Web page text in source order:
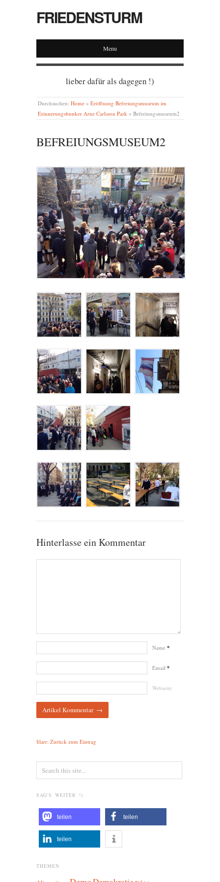
FRIEDENSTURM
Menu
lieber dafür als dagegen !)
Durchsuchen: Home » Eröffnung Befreiungsmuseum im
Erinnerungsbunker Arne Carlsson Park » Befreiungsmuseum2
BEFREIUNGSMUSEUM2
Hinterlasse ein Kommentar
Name *
Email *
Webseite
$larr; Zurück zum Eintrag
SAG'S WEITER !)
teilen teilen
teilen
THEMEN